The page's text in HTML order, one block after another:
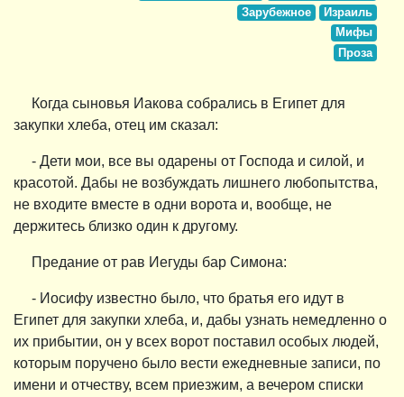
Зарубежное
Израиль
Мифы
Проза
Когда сыновья Иакова собрались в Египет для
закупки хлеба, отец им сказал:
- Дети мои, все вы одарены от Господа и силой, и
красотой. Дабы не возбуждать лишнего любопытства,
не входите вместе в одни ворота и, вообще, не
держитесь близко один к другому.
Предание от рав Иегуды бар Симона:
- Иосифу известно было, что братья его идут в
Египет для закупки хлеба, и, дабы узнать немедленно о
их прибытии, он у всех ворот поставил особых людей,
которым поручено было вести ежедневные записи, по
имени и отчеству, всем приезжим, а вечером списки